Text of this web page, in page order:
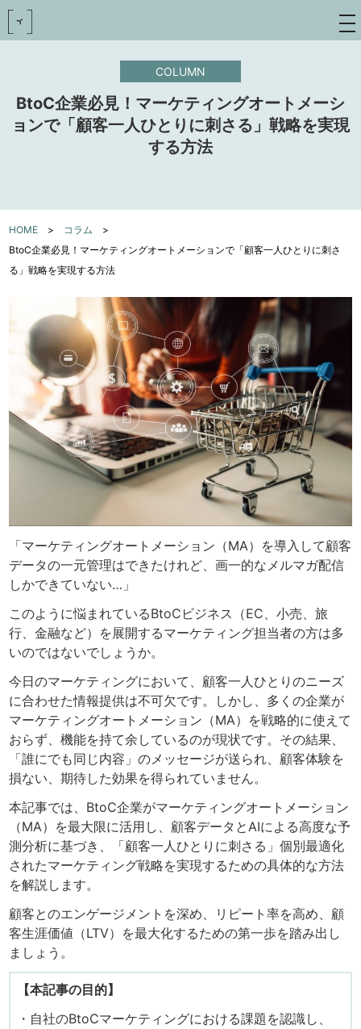
toggle
COLUMN
BtoC企業必見！マーケティングオートメーシ
ョンで「顧客一人ひとりに刺さる」戦略を実現
する方法
HOME > コラム >
BtoC企業必見！マーケティングオートメーションで「顧客一人ひとりに刺さ
る」戦略を実現する方法
「マーケティングオートメーション（MA）を導入して顧客
データの一元管理はできたけれど、画一的なメルマガ配信
しかできていない…」
このように悩まれているBtoCビジネス（EC、小売、旅
行、金融など）を展開するマーケティング担当者の方は多
いのではないでしょうか。
今日のマーケティングにおいて、顧客一人ひとりのニーズ
に合わせた情報提供は不可欠です。しかし、多くの企業が
マーケティングオートメーション（MA）を戦略的に使えて
おらず、機能を持て余しているのが現状です。その結果、
「誰にでも同じ内容」のメッセージが送られ、顧客体験を
損ない、期待した効果を得られていません。
本記事では、BtoC企業がマーケティングオートメーション
（MA）を最大限に活用し、顧客データとAIによる高度な予
測分析に基づき、「顧客一人ひとりに刺さる」個別最適化
されたマーケティング戦略を実現するための具体的な方法
を解説します。
顧客とのエンゲージメントを深め、リピート率を高め、顧
客生涯価値（LTV）を最大化するための第一歩を踏み出し
ましょう。
【本記事の目的】
・自社のBtoCマーケティングにおける課題を認識し、